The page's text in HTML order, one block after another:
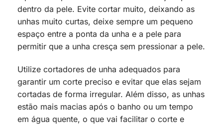
dentro da pele. Evite cortar muito, deixando as
unhas muito curtas, deixe sempre um pequeno
espaço entre a ponta da unha e a pele para
permitir que a unha cresça sem pressionar a pele.
Utilize cortadores de unha adequados para
garantir um corte preciso e evitar que elas sejam
cortadas de forma irregular. Além disso, as unhas
estão mais macias após o banho ou um tempo
em água quente, o que vai facilitar o corte e